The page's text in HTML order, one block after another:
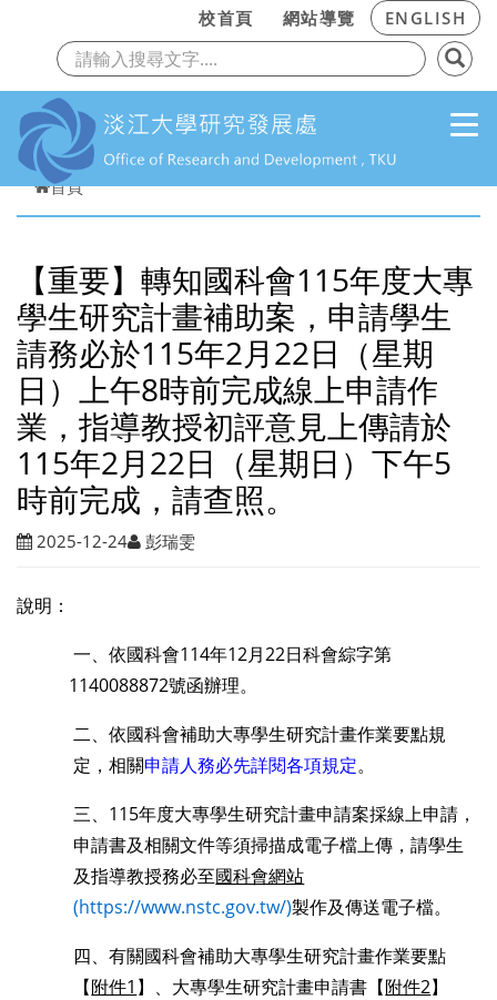
跳到主要內容
校首頁 網站導覽 ENGLISH
上一頁
首頁
【重要】轉知國科會115年度大專
學生研究計畫補助案，申請學生
請務必於115年2月22日（星期
日）上午8時前完成線上申請作
業，指導教授初評意見上傳請於
115年2月22日（星期日）下午5
時前完成，請查照。
2025-12-24 彭瑞雯
說明：
一、依國科會114年12月22日科會綜字第
1140088872號函辦理。
二、依國科會補助大專學生研究計畫作業要點規
定，相關申請人務必先詳閱各項規定。
三、115年度大專學生研究計畫申請案採線上申請，
申請書及相關文件等須掃描成電子檔上傳，請學生
及指導教授務必至國科會網站
(https://www.nstc.gov.tw/)製作及傳送電子檔。
四、有關國科會補助大專學生研究計畫作業要點
【附件1 】、大專學生研究計畫申請書【附件2】